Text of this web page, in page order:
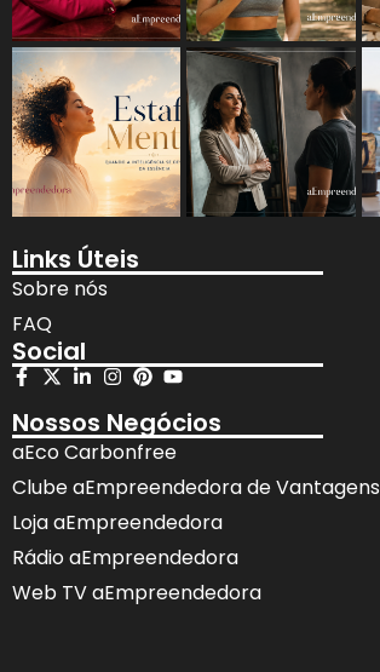
Links Úteis
Sobre nós
FAQ
Social
Nossos Negócios
aEco Carbonfree
Clube aEmpreendedora de Vantagens
Loja aEmpreendedora
Rádio aEmpreendedora
Web TV aEmpreendedora